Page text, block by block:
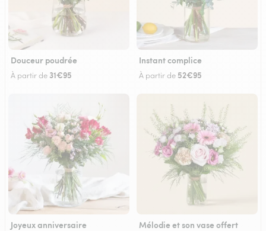
Douceur poudrée
À partir de 31€95
Instant complice
À partir de 52€95
Joyeux anniversaire Mélodie et son vase offert